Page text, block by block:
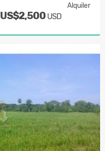
Alquiler
US$2,500 USD